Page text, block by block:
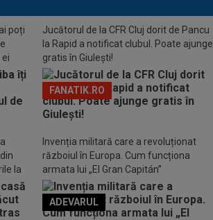
poți
Jucătorul de la CFR Cluj dorit de Pancu
la Rapid a notificat clubul. Poate ajunge
gratis în Giulești!
FANATIK.RO
la
Invenția militară care a revoluționat
războiul în Europa. Cum funcționa
armata lui „El Gran Capitán”
ADEVARUL